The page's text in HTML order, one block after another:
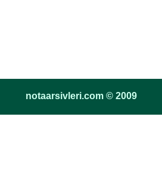
notaarsivleri.com © 2009